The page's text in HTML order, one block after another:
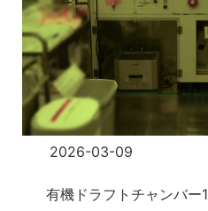
2026-03-09
有機ドラフトチャンバー1